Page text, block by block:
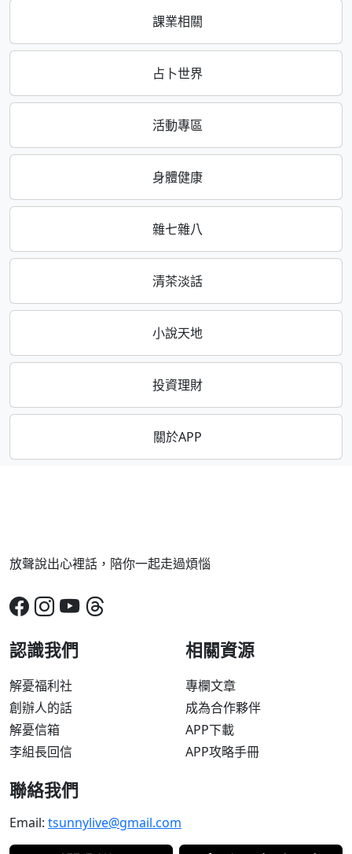
課業相關
占卜世界
活動專區
身體健康
雜七雜八
清茶淡話
小說天地
投資理財
關於APP
放聲說出心裡話，陪你一起走過煩惱
認識我們
解憂福利社
創辦人的話
解憂信箱
李組長回信
相關資源
專欄文章
成為合作夥伴
APP下載
APP攻略手冊
聯絡我們
Email: tsunnylive@gmail.com